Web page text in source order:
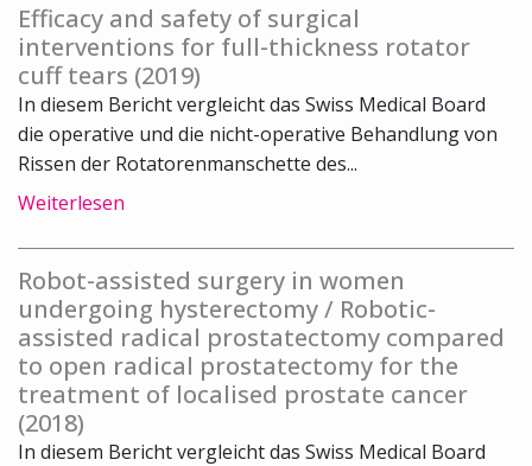
Efficacy and safety of surgical
interventions for full-thickness rotator
cuff tears (2019)
In diesem Bericht vergleicht das Swiss Medical Board
die operative und die nicht-operative Behandlung von
Rissen der Rotatorenmanschette des...
Weiterlesen
Robot-assisted surgery in women
undergoing hysterectomy / Robotic-
assisted radical prostatectomy compared
to open radical prostatectomy for the
treatment of localised prostate cancer
(2018)
In diesem Bericht vergleicht das Swiss Medical Board